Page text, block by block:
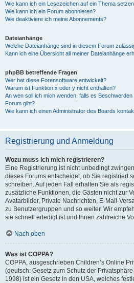
Wie kann ich ein Lesezeichen auf ein Thema
Wie kann ich ein Forum abonnieren?
Wie deaktiviere ich meine Abonnements?
Dateianhänge
Welche Dateianhänge sind in diesem Forum
Kann ich eine Übersicht all meiner Dateianhänge
phpBB betreffende Fragen
Wer hat diese Forensoftware entwickelt?
Warum ist Funktion x oder y nicht enthalten?
An wen soll ich mich wenden, falls es
Forum gibt?
Wie kann ich einen Administrator des Boards
Registrierung und Anmeldung
Wozu muss ich mich registrieren?
Eine Registrierung ist nicht unbedingt
dieses Forums entscheidet, ob Sie registriert
schreiben. Auf jeden Fall erhalten Sie als
zusätzliche Funktionen, die Gästen nicht zur
Avatarbilder, Private Nachrichten, E-Mail-
zu Benutzergruppen und so weiter. Wir
sie schnell erledigt ist und Ihnen zahlreiche
Nach oben
Was ist COPPA?
COPPA, ausgeschrieben Children’s Online
(deutsch: Gesetz zum Schutz der
1998) ist ein Gesetz in den USA, welches